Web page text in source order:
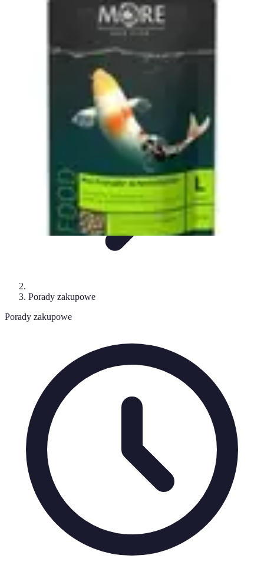
TrendyPoradnikiZakupy i promocje
Mega Promocje
Porady zakupowe
Porady zakupowe